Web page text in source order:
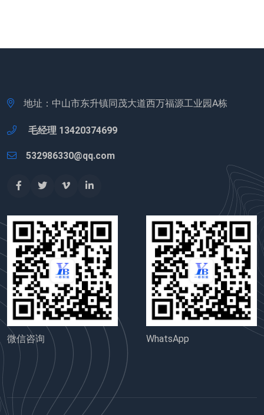
地址：中山市东升镇同茂大道西万福源工业园A栋
毛经理 13420374699
532986330@qq.com
微信咨询 WhatsApp